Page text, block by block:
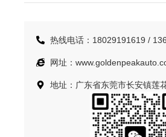
热线电话：18029191619 /
网址：
地址：广东省东莞市长安镇莲